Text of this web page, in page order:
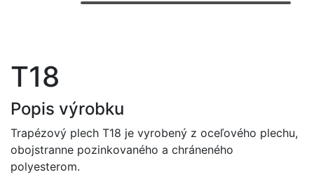
T18
Popis výrobku
Trapézový plech T18 je vyrobený z oceľového plechu,
obojstranne pozinkovaného a chráneného
polyesterom.